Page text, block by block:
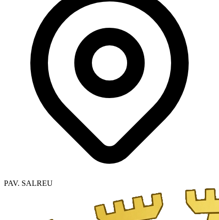
PAV. SALREU